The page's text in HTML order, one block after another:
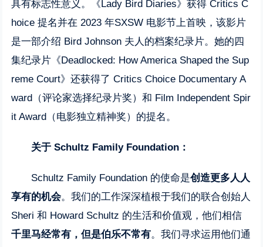
具有标志性意义。《Lady Bird Diaries》获得 Critics C
hoice 提名并在 2023 年SXSW 电影节上首映，该影片
是一部介绍 Bird Johnson 夫人的档案纪录片。她的四
集纪录片《Deadlocked: How America Shaped the Sup
reme Court》还获得了 Critics Choice Documentary A
ward（评论家选择纪录片奖）和 Film Independent Spir
it Award（电影独立精神奖）的提名。
关于 Schultz Family Foundation：
Schultz Family Foundation 的使命是创造更多人人
享有的机会。我们的工作深深植根于我们的联合创始人
Sheri 和 Howard Schultz 的生活和价值观，他们相信
千里马经常有，但是伯乐不常有。我们寻求运用他们通